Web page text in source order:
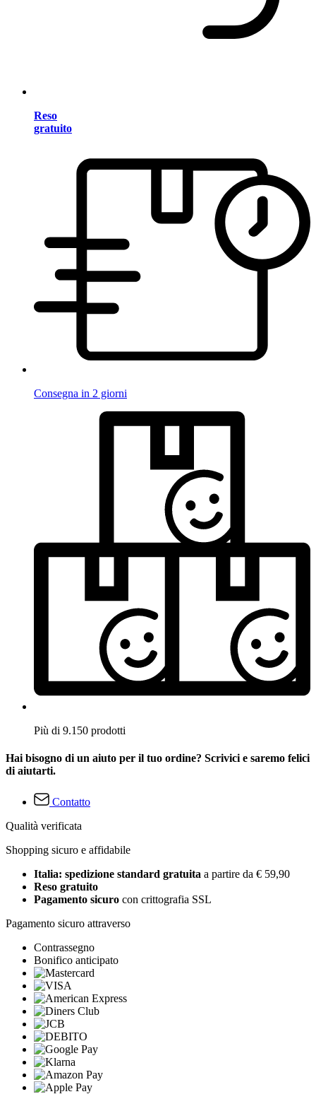
Reso
gratuito
Consegna in 2 giorni
Più di 9.150 prodotti
Hai bisogno di un aiuto per il tuo ordine? Scrivici e saremo felici
di aiutarti.
Contatto
Qualità verificata
Shopping sicuro e affidabile
Italia: spedizione standard gratuita a partire da € 59,90
Reso gratuito
Pagamento sicuro con crittografia SSL
Pagamento sicuro attraverso
Contrassegno
Bonifico anticipato